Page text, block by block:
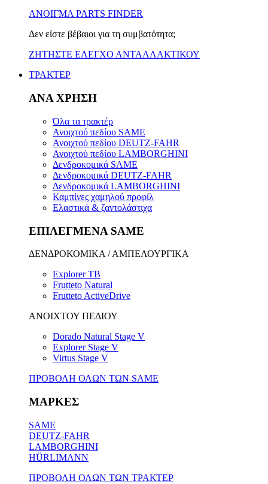
ΑΝΟΙΓΜΑ PARTS FINDER
Δεν είστε βέβαιοι για τη συμβατότητα;
ΖΗΤΗΣΤΕ ΕΛΕΓΧΟ ΑΝΤΑΛΛΑΚΤΙΚΟΥ
ΤΡΑΚΤΕΡ
ΑΝΑ ΧΡΗΣΗ
Όλα τα τρακτέρ
Ανοιχτού πεδίου SAME
Ανοιχτού πεδίου DEUTZ-FAHR
Ανοιχτού πεδίου LAMBORGHINI
Δενδροκομικά SAME
Δενδροκομικά DEUTZ-FAHR
Δενδροκομικά LAMBORGHINI
Καμπίνες χαμηλού προφίλ
Ελαστικά & ζαντολάστιχα
ΕΠΙΛΕΓΜΕΝΑ SAME
ΔΕΝΔΡΟΚΟΜΙΚΑ / ΑΜΠΕΛΟΥΡΓΙΚΑ
Explorer TB
Frutteto Natural
Frutteto ActiveDrive
ΑΝΟΙΧΤΟΥ ΠΕΔΙΟΥ
Dorado Natural Stage V
Explorer Stage V
Virtus Stage V
ΠΡΟΒΟΛΗ ΟΛΩΝ ΤΩΝ SAME
ΜΑΡΚΕΣ
SAME
DEUTZ-FAHR
LAMBORGHINI
HÜRLIMANN
ΠΡΟΒΟΛΗ ΟΛΩΝ ΤΩΝ ΤΡΑΚΤΕΡ